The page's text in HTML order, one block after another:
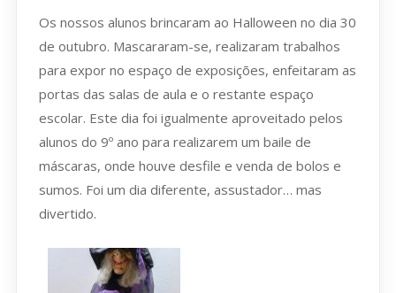
Os nossos alunos brincaram ao Halloween no dia 30
de outubro. Mascararam-se, realizaram trabalhos
para expor no espaço de exposições, enfeitaram as
portas das salas de aula e o restante espaço
escolar. Este dia foi igualmente aproveitado pelos
alunos do 9º ano para realizarem um baile de
máscaras, onde houve desfile e venda de bolos e
sumos. Foi um dia diferente, assustador… mas
divertido.